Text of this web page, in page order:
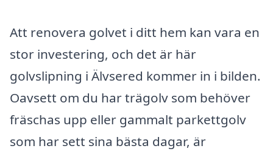
Att renovera golvet i ditt hem kan vara en
stor investering, och det är här
golvslipning i Älvsered kommer in i bilden.
Oavsett om du har trägolv som behöver
fräschas upp eller gammalt parkettgolv
som har sett sina bästa dagar, är